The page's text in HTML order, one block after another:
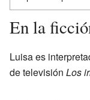
En la
Luisa es
de televisión Los